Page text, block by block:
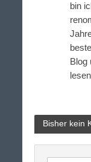
bin
Blog
Bisher kein